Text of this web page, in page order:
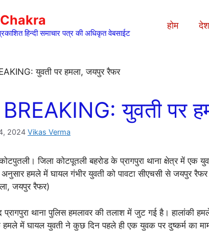
हिन्दी समाचार पत्र की अधिकृत वेबसाईट
होम देश
युवती पर
2024 Vikas Verma
जिला कोटपूतली बहरोड के प्रागपुरा थाना क्षेत्र में एक
हमले में घायल गंभीर युवती को पावटा सीएचसी से जयपुर
जयपुर रैफर)
प्रागपुरा थाना पुलिस हमलावर की तलाश में जुट गई है। हालांकी
हमले में घायल युवती ने कुछ दिन पहले ही एक युवक पर दुष्कर्म का